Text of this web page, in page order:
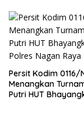
Persit Kodim 0116/
Menangkan
Putri HUT